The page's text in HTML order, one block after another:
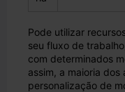
Pode utilizar
seu fluxo de
com determinados
assim, a maioria
personalização de